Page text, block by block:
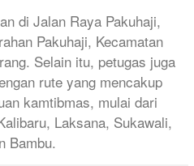
di Jalan Raya Pakuhaji,
Pakuhaji, Kecamatan
Selain itu, petugas juga
rute yang mencakup
kamtibmas, mulai dari
Laksana, Sukawali,
Bambu.